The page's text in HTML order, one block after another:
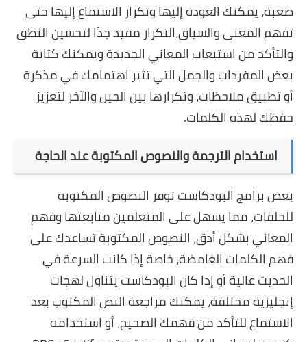
صعبة، يمكنك العودة إليها وتكرار الاستماع إليها حتى
تفهم المعنى والسياق،التكرار مفيد جدًا لتحسين النطق
والتأكد من استيعاب المعاني الجديدة ويمكنك كتابة
بعض المفردات والجمل التي تثير اهتمامك في مذكرة
أو تطبيق ملاحظات، وتكرارها بين الحين والآخر لتعزيز
حفظك لهذه الكلمات.
استخدام الترجمة والنصوص المكتوبة عند الحاجة
بعض برامج البودكاست توفر النصوص المكتوبة
للحلقات، مما يسهل على المتعلمين متابعتها وفهم
المعاني بشكل أدق، النصوص المكتوبة تساعدك على
فهم الكلمات الغامضة، خاصة إذا كانت السرعة في
الحديث عالية أو إذا كان البودكاست يتناول لهجات
إنجليزية مختلفة، يمكنك مراجعة النص المكتوب بعد
الاستماع للتأكد من فهمك الصحيح، أو استخدامه